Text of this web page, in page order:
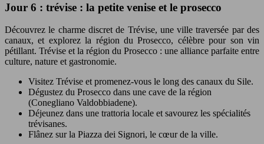
Jour 6 : trévise : la petite venise et le prosecco
Découvrez le charme discret de Trévise, une ville traversée par des
canaux, et explorez la région du Prosecco, célèbre pour son vin
pétillant. Trévise et la région du Prosecco : une alliance parfaite entre
culture, nature et gastronomie.
Visitez Trévise et promenez-vous le long des canaux du Sile.
Dégustez du Prosecco dans une cave de la région
(Conegliano Valdobbiadene).
Déjeunez dans une trattoria locale et savourez les spécialités
trévisanes.
Flânez sur la Piazza dei Signori, le cœur de la ville.